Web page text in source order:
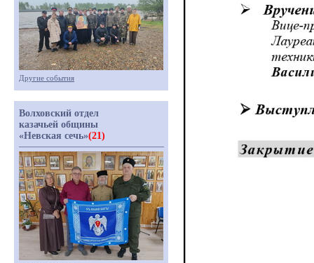
Другие события
Волховский отдел
казачьей общины
«Невская сечь»(21)